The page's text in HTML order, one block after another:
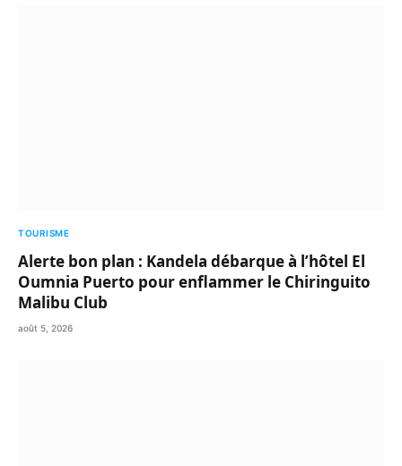
TOURISME
Alerte bon plan : Kandela débarque à l’hôtel El
Oumnia Puerto pour enflammer le Chiringuito
Malibu Club
août 5, 2026